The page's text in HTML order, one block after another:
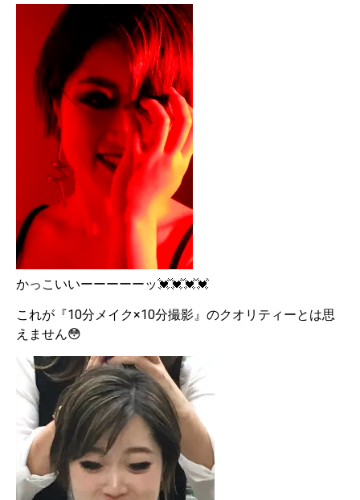
かっこいいーーーーーッ💓💓💓💓
これが『10分メイク×10分撮影』のクオリティーとは思
えません😳